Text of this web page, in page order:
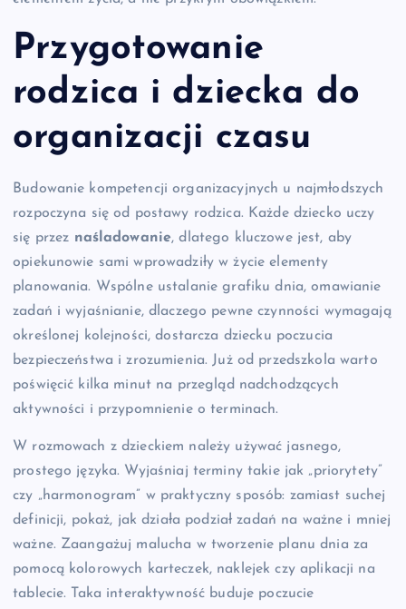
Przygotowanie
rodzica i dziecka do
organizacji czasu
Budowanie kompetencji organizacyjnych u najmłodszych
rozpoczyna się od postawy rodzica. Każde dziecko uczy
się przez naśladowanie, dlatego kluczowe jest, aby
opiekunowie sami wprowadziły w życie elementy
planowania. Wspólne ustalanie grafiku dnia, omawianie
zadań i wyjaśnianie, dlaczego pewne czynności wymagają
określonej kolejności, dostarcza dziecku poczucia
bezpieczeństwa i zrozumienia. Już od przedszkola warto
poświęcić kilka minut na przegląd nadchodzących
aktywności i przypomnienie o terminach.
W rozmowach z dzieckiem należy używać jasnego,
prostego języka. Wyjaśniaj terminy takie jak „priorytety”
czy „harmonogram” w praktyczny sposób: zamiast suchej
definicji, pokaż, jak działa podział zadań na ważne i mniej
ważne. Zaangażuj malucha w tworzenie planu dnia za
pomocą kolorowych karteczek, naklejek czy aplikacji na
tablecie. Taka interaktywność buduje poczucie